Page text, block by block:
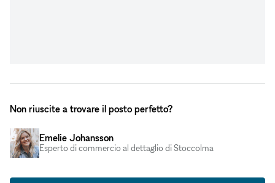
Non riuscite a trovare il posto perfetto?
Emelie Johansson
Esperto di commercio al dettaglio di Stoccolma